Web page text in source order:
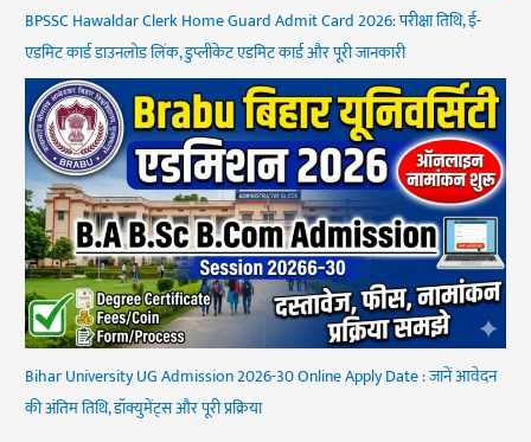
BPSSC Hawaldar Clerk Home Guard Admit Card 2026: परीक्षा तिथि, ई-
एडमिट कार्ड डाउनलोड लिंक, डुप्लीकेट एडमिट कार्ड और पूरी जानकारी
Bihar University UG Admission 2026-30 Online Apply Date : जानें आवेदन
की अंतिम तिथि, डॉक्युमेंट्स और पूरी प्रक्रिया